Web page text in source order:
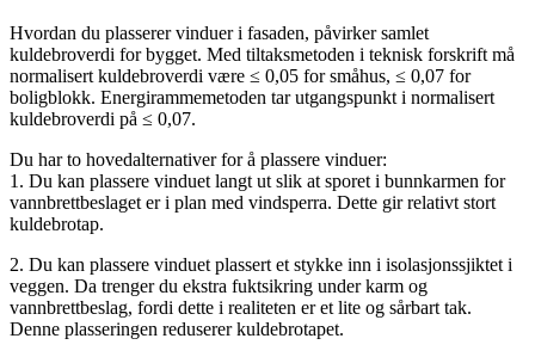
Hvordan du plasserer vinduer i fasaden, påvirker samlet
kuldebroverdi for bygget. Med tiltaksmetoden i teknisk forskrift må
normalisert kuldebroverdi være ≤ 0,05 for småhus, ≤ 0,07 for
boligblokk. Energirammemetoden tar utgangspunkt i normalisert
kuldebroverdi på ≤ 0,07.
Du har to hovedalternativer for å plassere vinduer:
1. Du kan plassere vinduet langt ut slik at sporet i bunnkarmen for
vannbrettbeslaget er i plan med vindsperra. Dette gir relativt stort
kuldebrotap.
2. Du kan plassere vinduet plassert et stykke inn i isolasjonssjiktet i
veggen. Da trenger du ekstra fuktsikring under karm og
vannbrettbeslag, fordi dette i realiteten er et lite og sårbart tak.
Denne plasseringen reduserer kuldebrotapet.